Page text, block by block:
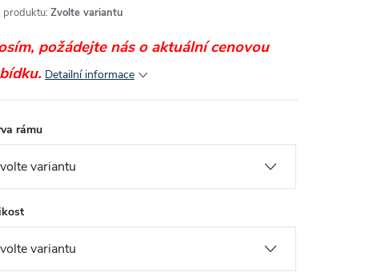
produktu: Zvolte variantu
požádejte nás o aktuální cenovou
Detailní informace
rámu